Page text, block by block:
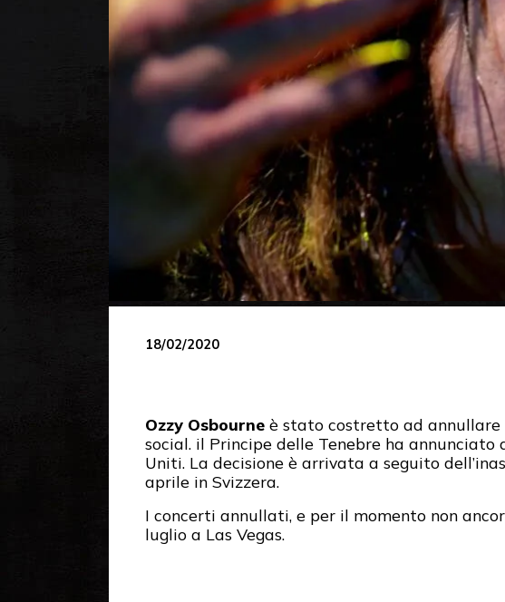
18/02/2020
Ozzy Osbourne è stato costretto ad
social. il Principe delle Tenebre ha
Uniti. La decisione è arrivata a seguito
aprile in Svizzera.
I concerti annullati, e per il momento non
luglio a Las Vegas.